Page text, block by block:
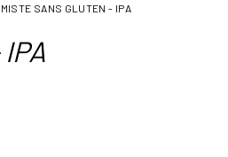
SANS GLUTEN - IPA